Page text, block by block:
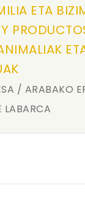
ETA
/ ARABAKO
LABARCA